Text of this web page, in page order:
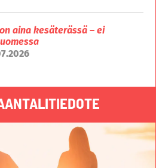
aina kesäterässä – ei